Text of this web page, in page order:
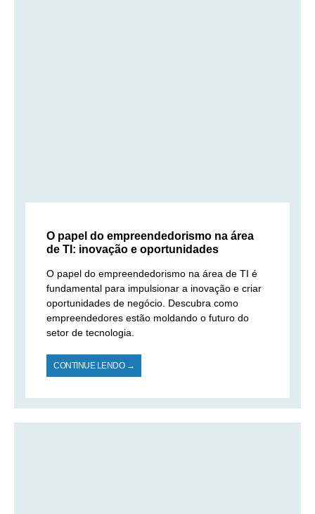
O papel do empreendedorismo na área
de TI: inovação e oportunidades
O papel do empreendedorismo na área de TI é
fundamental para impulsionar a inovação e criar
oportunidades de negócio. Descubra como
empreendedores estão moldando o futuro do
setor de tecnologia.
CONTINUE LENDO →